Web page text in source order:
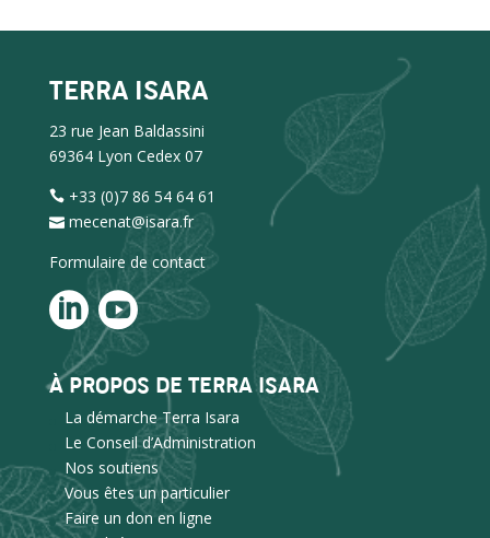
TERRA ISARA
23 rue Jean Baldassini
69364 Lyon Cedex 07
+33 (0)7 86 54 64 61
mecenat@isara.fr
Formulaire de contact
À PROPOS DE TERRA ISARA
La démarche Terra Isara
Le Conseil d’Administration
Nos soutiens
Vous êtes un particulier
Faire un don en ligne